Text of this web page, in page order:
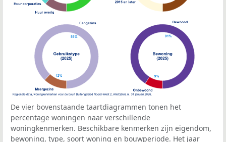
De vier bovenstaande taartdiagrammen tonen het
percentage woningen naar verschillende
woningkenmerken. Beschikbare kenmerken zijn eigendom,
bewoning, type, soort woning en bouwperiode. Het jaar